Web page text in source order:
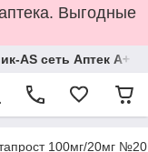
Выгодные
AS сеть Аптек А+
100мг/20мг №20